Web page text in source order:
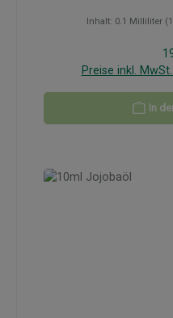
Inhalt: 0.1 Milliliter
Preise inkl.
In